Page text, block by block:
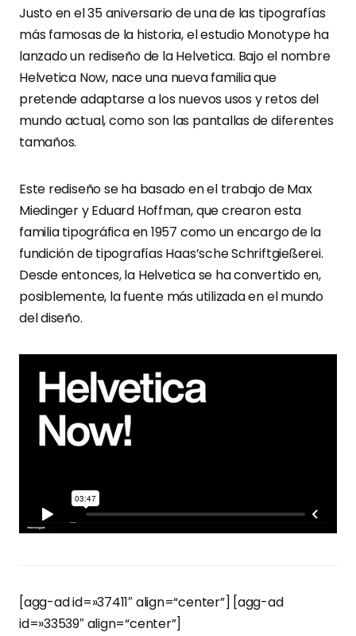
Justo en el 35 aniversario de una de las tipografías
más famosas de la historia, el estudio Monotype ha
lanzado un rediseño de la Helvetica. Bajo el nombre
Helvetica Now, nace una nueva familia que
pretende adaptarse a los nuevos usos y retos del
mundo actual, como son las pantallas de diferentes
tamaños.
Este rediseño se ha basado en el trabajo de Max
Miedinger y Eduard Hoffman, que crearon esta
familia tipográfica en 1957 como un encargo de la
fundición de tipografías Haas’sche Schriftgießerei.
Desde entonces, la Helvetica se ha convertido en,
posiblemente, la fuente más utilizada en el mundo
del diseño.
[agg-ad id=»37411″ align=“center”] [agg-ad
id=»33539″ align=“center”]